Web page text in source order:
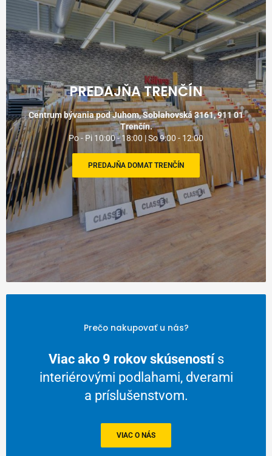
PREDAJŇA TRENČÍN
Centrum bývania pod Juhom, Soblahovská 3161, 911 01
Trenčín.
Po - Pi 10:00 - 18:00 | So 9:00 - 12:00
PREDAJŇA DOMAT TRENČÍN
Prečo nakupovať u nás?
Viac ako 9 rokov skúsenostís
interiérovými podlahami, dverami
a príslušenstvom.
VIAC O NÁS